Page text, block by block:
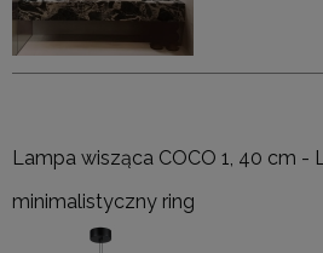
Lampa wisząca COCO 1, 40 cm -
minimalistyczny ring